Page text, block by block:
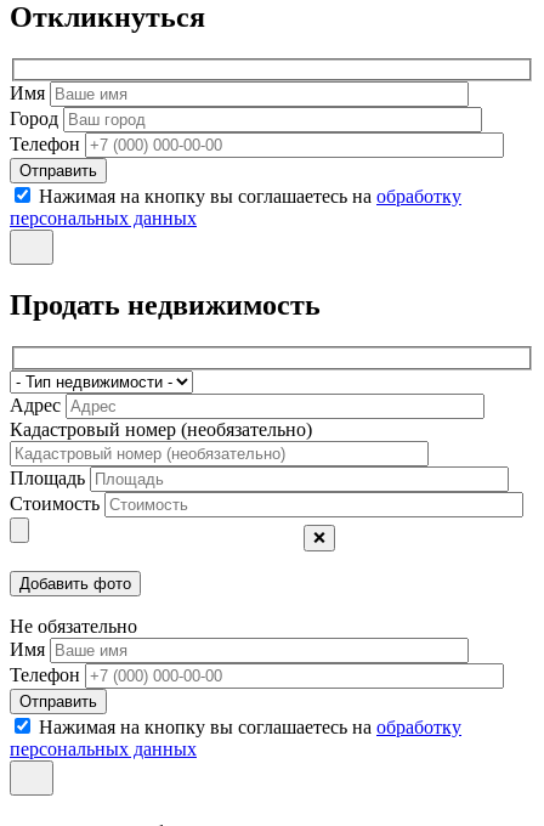
Откликнуться
Имя
Город
Телефон
Отправить
Нажимая на кнопку вы соглашаетесь на обработку
персональных данных
Продать недвижимость
Адрес
Кадастровый номер (необязательно)
Площадь
Стоимость
❌
Не обязательно
Имя
Телефон
Отправить
Нажимая на кнопку вы соглашаетесь на обработку
персональных данных